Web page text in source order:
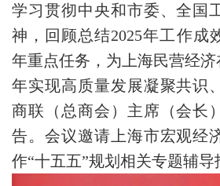
学习贯彻中央和市委、全国
神，回顾总结2025年工作成
年重点任务，为上海民营经济
年实现高质量发展凝聚共识
商联（总商会）主席（会长
告。会议邀请上海市宏观经
作“十五五”规划相关专题辅导